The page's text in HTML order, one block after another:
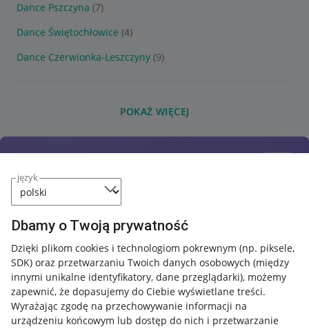
język
Dbamy o Twoją prywatność
Dzięki plikom cookies i technologiom pokrewnym (np. piksele,
SDK) oraz przetwarzaniu Twoich danych osobowych (między
innymi unikalne identyfikatory, dane przeglądarki), możemy
zapewnić, że dopasujemy do Ciebie wyświetlane treści.
Wyrażając zgodę na przechowywanie informacji na
urządzeniu końcowym lub dostęp do nich i przetwarzanie
Dance Pszczyna (7)
Dance Świętochłowice (4)
Dance Czerwionka-Leszczyny (9)
POKAŻ WIĘCEJ